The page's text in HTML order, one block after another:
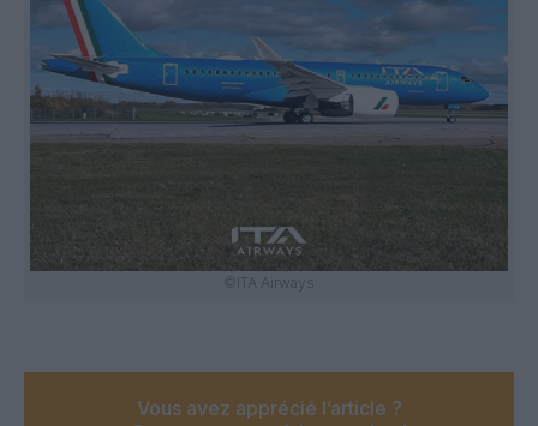
©ITA Airways
Vous avez apprécié l’article ?